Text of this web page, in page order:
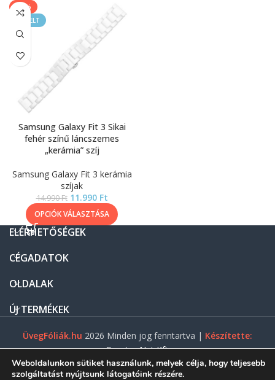
-20%
KIEMELT
Samsung Galaxy Fit 3 Sikai
fehér színű láncszemes
„kerámia” szíj
Samsung Galaxy Fit 3 kerámia
szíjak
14.990Ft 11.990 Ft
OPCIÓK VÁLASZTÁSA
ELÉRHETŐSÉGEK
CÉGADATOK
OLDALAK
ÚJ TERMÉKEK
ÜvegFóliák.hu 2026 Minden jog fenntartva | Készítette:
Gasztro Net Kft.
Weboldalunkon sütiket használunk, melyek célja, hogy teljesebb
szolgáltatást nyújtsunk látogatóink részére.